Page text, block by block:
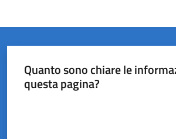
Quanto sono chiare le
questa pagina?